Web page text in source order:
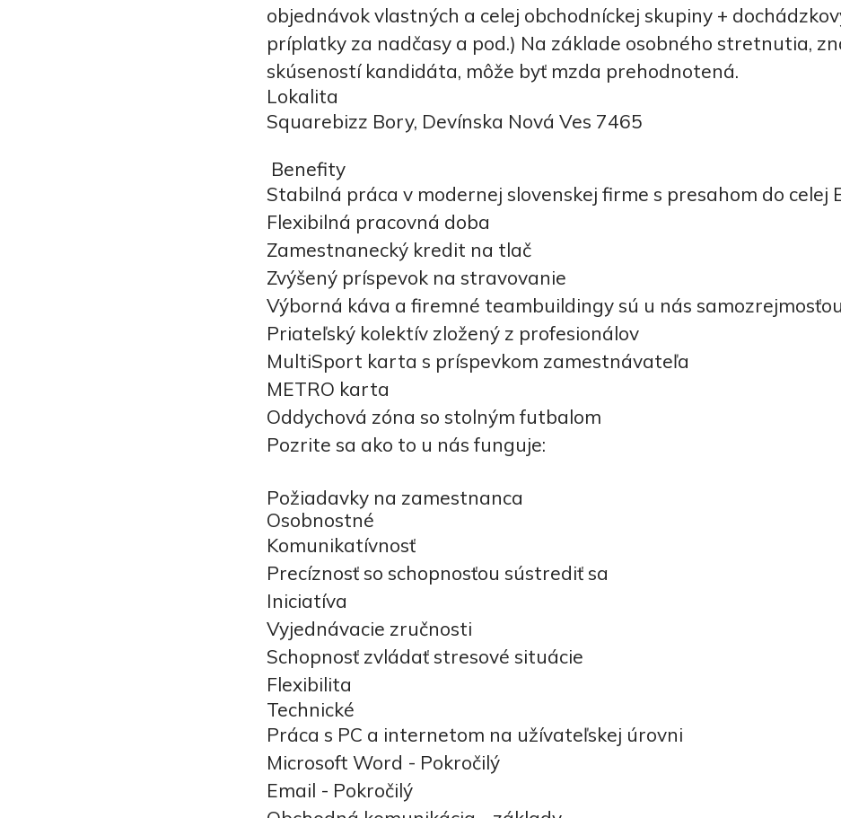
objednávok vlastných a celej obchodníckej skupiny +
príplatky za nadčasy a pod.) Na základe osobného stretnutia,
skúseností kandidáta, môže byť mzda prehodnotená.
Lokalita
Squarebizz Bory, Devínska Nová Ves 7465
Benefity
Stabilná práca v modernej slovenskej firme s presahom do celej
Flexibilná pracovná doba
Zamestnanecký kredit na tlač
Zvýšený príspevok na stravovanie
Výborná káva a firemné teambuildingy sú u nás samozrejmosťou
Priateľský kolektív zložený z profesionálov
MultiSport karta s príspevkom zamestnávateľa
METRO karta
Oddychová zóna so stolným futbalom
Pozrite sa ako to u nás funguje:
Požiadavky na zamestnanca
Osobnostné
Komunikatívnosť
Precíznosť so schopnosťou sústrediť sa
Iniciatíva
Vyjednávacie zručnosti
Schopnosť zvládať stresové situácie
Flexibilita
Technické
Práca s PC a internetom na užívateľskej úrovni
Microsoft Word - Pokročilý
Email - Pokročilý